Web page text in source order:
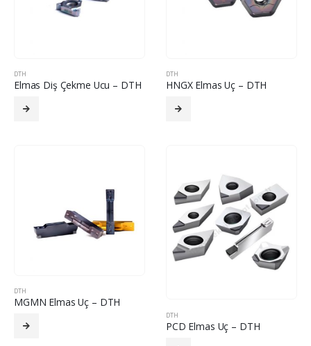
DTH
Elmas Diş Çekme Ucu – DTH
DTH
HNGX Elmas Uç – DTH
DTH
MGMN Elmas Uç – DTH
DTH
PCD Elmas Uç – DTH